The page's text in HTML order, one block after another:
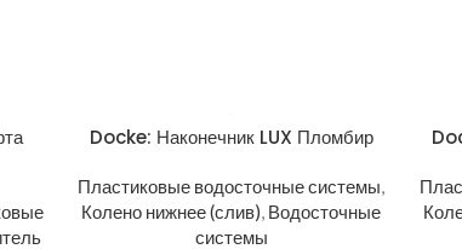
Docke: Наконечник LUX Пломбир
Пластиковые водосточные системы,
Колено нижнее (слив), Водосточные
системы